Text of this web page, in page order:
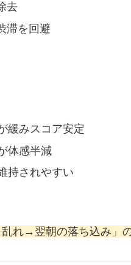
去
滞を回避
緩みスコア安定
体感半減
持されやすい
れ→翌朝の落ち込み」